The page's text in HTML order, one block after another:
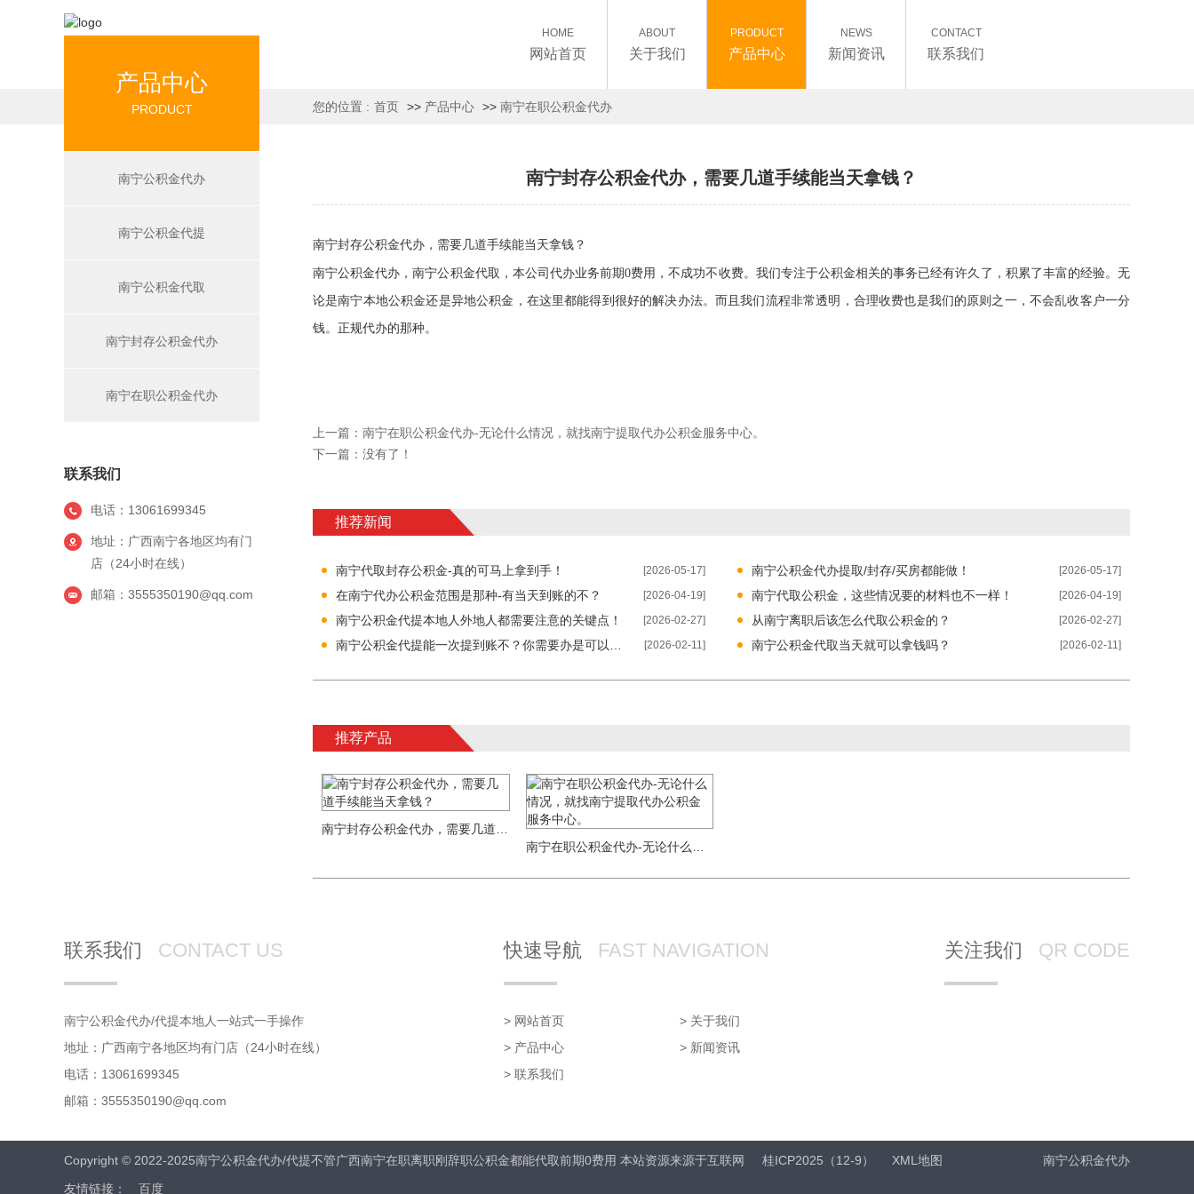
HOME
网站首页
ABOUT
关于我们
PRODUCT
产品中心
NEWS
新闻资讯
CONTACT
联系我们
您的位置 : 首页 >> 产品中心 >> 南宁在职公积金代办
产品中心
PRODUCT
南宁公积金代办
南宁公积金代提
南宁公积金代取
南宁封存公积金代办
南宁在职公积金代办
联系我们
电话：13061699345
地址：广西南宁各地区均有门
店（24小时在线）
邮箱：3555350190@qq.com
南宁封存公积金代办，需要几道手续能当天拿钱？
南宁封存公积金代办，需要几道手续能当天拿钱？
南宁公积金代办 ，南宁公积金代取 ，本公司代办业务前期0费用，不成功不收费。我们专注于公积金相关的事务已经有许久了，积累了丰富的经验。无
论是南宁本地公积金还是异地公积金，在这里都能得到很好的解决办法。而且我们流程非常透明，合理收费也是我们的原则之一，不会乱收客户一分
钱。正规代办的那种。
上一篇： 南宁在职公积金代办-无论什么情况，就找南宁提取代办公积金服务中心。
下一篇：没有了！
推荐新闻
南宁代取封存公积金-真的可马上拿到手！ [2026-05-17] 南宁公积金代办提取/封存/买房都能做！ [2026-05-17]
在南宁代办公积金范围是那种-有当天到账的不？ [2026-04-19] 南宁代取公积金，这些情况要的材料也不一样！ [2026-04-19]
南宁公积金代提本地人外地人都需要注意的关键点！ [2026-02-27] 从南宁离职后该怎么代取公积金的？ [2026-02-27]
[2026-02-11] 南宁公积金代取当天就可以拿钱吗？ [2026-02-11]
推荐产品
联系我们 CONTACT US
南宁公积金代办/代提本地人一站式一手操作
地址：广西南宁各地区均有门店（24小时在线）
电话：13061699345
邮箱：3555350190@qq.com
快速导航 FAST NAVIGATION
> 网站首页
> 关于我们
> 产品中心
> 新闻资讯
> 联系我们
关注我们 QR CODE
Copyright © 2022-2025南宁公积金代办/代提不管广西南宁在职离职刚辞职公积金都能代取前期0费用 本站资源来源于互联网 桂ICP2025（12-9） XML地图
南宁公积金代办
友情链接：
百度